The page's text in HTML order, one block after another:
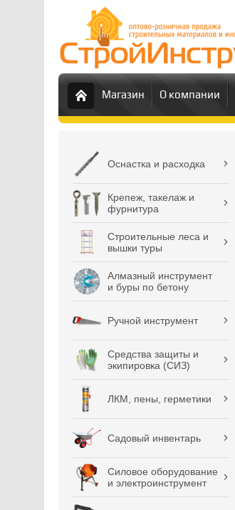
Магазин О компании
Оснастка и расходка
Крепеж, такелаж и
фурнитура
Строительные леса и
вышки туры
Алмазный инструмент
и буры по бетону
Ручной инструмент
Средства защиты и
экипировка (СИЗ)
ЛКМ, пены, герметики
Садовый инвентарь
Силовое оборудование
и электроинструмент